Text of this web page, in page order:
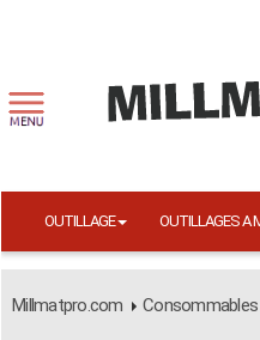
OUTILLAGE OUTILLAGES A
Millmatpro.com Consommables